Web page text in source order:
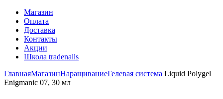
Магазин
Оплата
Доставка
Контакты
Акции
Школа tradenails
ГлавнаяМагазинНаращиваниеГелевая система Liquid Polygel
Enigmanic 07, 30 мл